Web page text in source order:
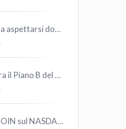
BITCOIN cosa aspettarsi dopo il “Crollo”? – CryptoMonday NEWS w16/’21
BITCOIN è ora il Piano B del Mondo
COINBASE COIN sul NASDAQ e le CRYPTO volano!